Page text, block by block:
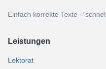
Einfach korrekte Texte –
Leistungen
Lektorat